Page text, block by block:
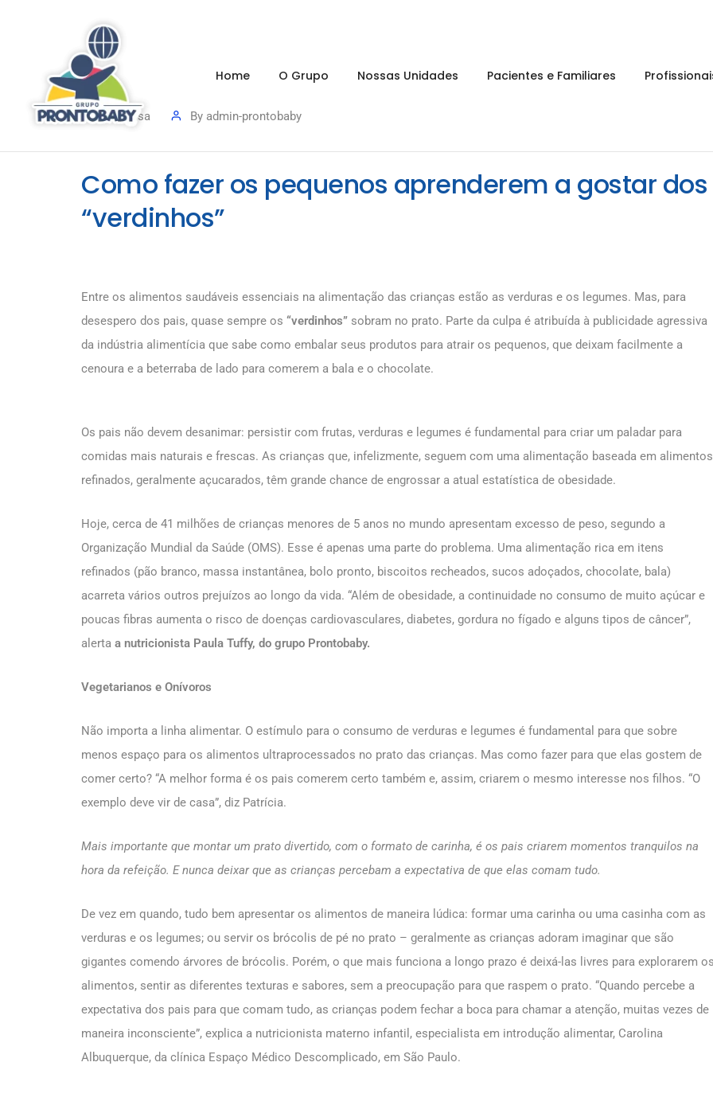
Home O Grupo Nossas Unidades Pacientes e Familiares
Imprensa By admin-prontobaby
Como fazer os pequenos aprenderem a gostar dos
“verdinhos”
Entre os alimentos saudáveis essenciais na alimentação das crianças estão as verduras e os legumes. Mas, para
desespero dos pais, quase sempre os “verdinhos” sobram no prato. Parte da culpa é atribuída à publicidade agressiva
da indústria alimentícia que sabe como embalar seus produtos para atrair os pequenos, que deixam facilmente a
cenoura e a beterraba de lado para comerem a bala e o chocolate.
Os pais não devem desanimar: persistir com frutas, verduras e legumes é fundamental para criar um paladar para
comidas mais naturais e frescas. As crianças que, infelizmente, seguem com uma alimentação baseada em alimentos
refinados, geralmente açucarados, têm grande chance de engrossar a atual estatística de obesidade.
Hoje, cerca de 41 milhões de crianças menores de 5 anos no mundo apresentam excesso de peso, segundo a
Organização Mundial da Saúde (OMS). Esse é apenas uma parte do problema. Uma alimentação rica em itens
refinados (pão branco, massa instantânea, bolo pronto, biscoitos recheados, sucos adoçados, chocolate, bala)
acarreta vários outros prejuízos ao longo da vida. “Além de obesidade, a continuidade no consumo de muito açúcar e
poucas fibras aumenta o risco de doenças cardiovasculares, diabetes, gordura no fígado e alguns tipos de câncer”,
alerta a nutricionista Paula Tuffy, do grupo Prontobaby.
Vegetarianos e Onívoros
Não importa a linha alimentar. O estímulo para o consumo de verduras e legumes é fundamental para que sobre
menos espaço para os alimentos ultraprocessados no prato das crianças. Mas como fazer para que elas gostem de
comer certo? “A melhor forma é os pais comerem certo também e, assim, criarem o mesmo interesse nos filhos. “O
exemplo deve vir de casa”, diz Patrícia.
Mais importante que montar um prato divertido, com o formato de carinha, é os pais criarem momentos tranquilos na
hora da refeição. E nunca deixar que as crianças percebam a expectativa de que elas comam tudo.
De vez em quando, tudo bem apresentar os alimentos de maneira lúdica: formar uma carinha ou uma casinha com as
verduras e os legumes; ou servir os brócolis de pé no prato – geralmente as crianças adoram imaginar que são
gigantes comendo árvores de brócolis. Porém, o que mais funciona a longo prazo é deixá-las livres para explorarem
alimentos, sentir as diferentes texturas e sabores, sem a preocupação para que raspem o prato. “Quando percebe a
expectativa dos pais para que comam tudo, as crianças podem fechar a boca para chamar a atenção, muitas vezes de
maneira inconsciente”, explica a nutricionista materno infantil, especialista em introdução alimentar, Carolina
Albuquerque, da clínica Espaço Médico Descomplicado, em São Paulo.